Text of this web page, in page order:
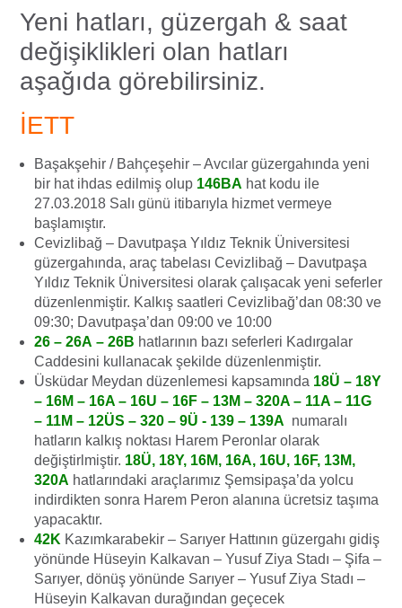
Yeni hatları, güzergah & saat
değişiklikleri olan hatları
aşağıda görebilirsiniz.
İETT
Başakşehir / Bahçeşehir – Avcılar güzergahında yeni
bir hat ihdas edilmiş olup 146BA hat kodu ile
27.03.2018 Salı günü itibarıyla hizmet vermeye
başlamıştır.
Cevizlibağ – Davutpaşa Yıldız Teknik Üniversitesi
güzergahında, araç tabelası Cevizlibağ – Davutpaşa
Yıldız Teknik Üniversitesi olarak çalışacak yeni seferler
düzenlenmiştir. Kalkış saatleri Cevizlibağ’dan 08:30 ve
09:30; Davutpaşa’dan 09:00 ve 10:00
26 – 26A – 26B hatlarının bazı seferleri Kadırgalar
Caddesini kullanacak şekilde düzenlenmiştir.
Üsküdar Meydan düzenlemesi kapsamında 18Ü – 18Y
– 16M – 16A – 16U – 16F – 13M – 320A – 11A – 11G
– 11M – 12ÜS – 320 – 9Ü​ -​​​ 139 – 139A numaralı
hatların kalkış noktası Harem Peronlar olarak
değiştirlmiştir. 18Ü, 18Y, 16M, 16A, 16U, 16F, 13M,
320A hatlarındaki araçlarımız Şemsipaşa’da yolcu
indirdikten sonra Harem Peron alanına ücretsiz taşıma
yapacaktır.
42K Kazımkarabekir – Sarıyer Hattının güzergahı gidiş
yönünde Hüseyin Kalkavan – Yusuf Ziya Stadı – Şifa –
Sarıyer, dönüş yönünde Sarıyer – Yusuf Ziya Stadı –
Hüseyin Kalkavan durağından geçecek